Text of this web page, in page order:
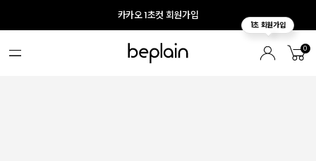
카카오 1초컷 회원가입
0